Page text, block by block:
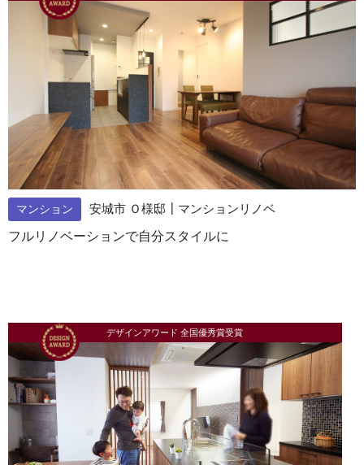
マンション
安城市 Ｏ様邸┃マンションリノベ
フルリノベーションで自分スタイルに
デザインアワード 全国優秀賞受賞